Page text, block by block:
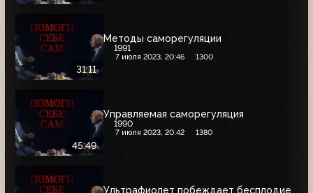
31:11
Методы саморегуляции
1991
7 июля 2023, 20:46 1300
45:49
Управляемая саморегуляция
1990
7 июля 2023, 20:42 1380
Ультрафиолет побеждает бесплодие